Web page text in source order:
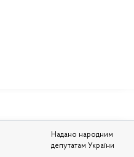
Надано народним
депутатам України